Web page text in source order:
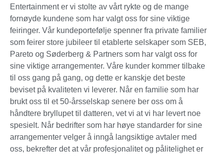
Entertainment er vi stolte av vårt rykte og de mange
fornøyde kundene som har valgt oss for sine viktige
feiringer. Vår kundeportefølje spenner fra private familier
som feirer store jubileer til etablerte selskaper som SEB,
Pareto og Søderberg & Partners som har valgt oss for
sine viktige arrangementer. Våre kunder kommer tilbake
til oss gang på gang, og dette er kanskje det beste
beviset på kvaliteten vi leverer. Når en familie som har
brukt oss til et 50-årsselskap senere ber oss om å
håndtere bryllupet til datteren, vet vi at vi har levert noe
spesielt. Når bedrifter som har høye standarder for sine
arrangementer velger å inngå langsiktige avtaler med
oss, bekrefter det at vår profesjonalitet og pålitelighet er